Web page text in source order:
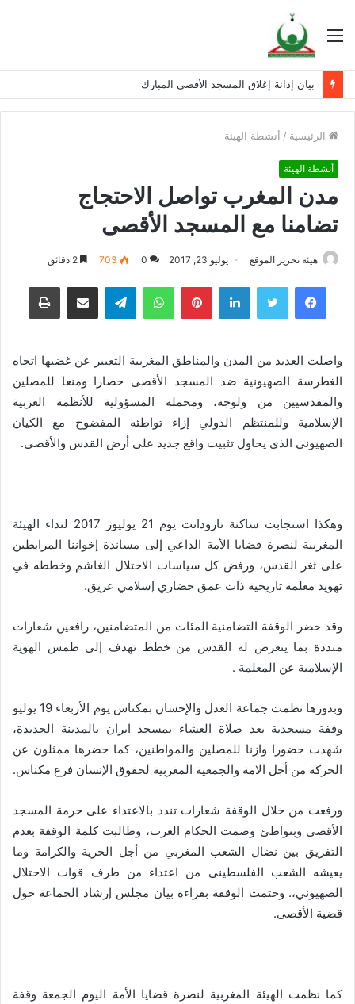
القائمة
بيان إدانة إغلاق المسجد الأقصى المبارك
الرئيسية / أنشطة الهيئة
أنشطة الهيئة
مدن المغرب تواصل الاحتجاج
تضامنا مع المسجد الأقصى
هيئة تحرير الموقع يوليو 23, 2017 0
703
فيسبوك تويتر لينكدإن بينتيريستواتساب تيلقرام مشاركة عبر البريد طباعة
واصلت العديد من المدن والمناطق المغربية التعبير عن غضبها اتجاه
الغطرسة الصهيونية ضد المسجد الأقصى حصارا ومنعا للمصلين
والمقدسيين من ولوجه، ومحملة المسؤولية للأنظمة العربية
الإسلامية وللمنتظم الدولي إزاء تواطئه المفضوح مع الكيان
الصهيوني الذي يحاول تثبيت واقع جديد على أرض القدس والأقصى.
وهكذا استجابت ساكنة تارودانت يوم 21 يوليوز 2017 لنداء الهيئة
المغربية لنصرة قضايا الأمة الداعي إلى مساندة إخواننا المرابطين
على ثغر القدس، ورفض كل سياسات الاحتلال الغاشم وخططه في
تهويد معلمة تاريخية ذات عمق حضاري إسلامي عريق.
وقد حضر الوقفة التضامنية المئات من المتضامنين، رافعين شعارات
منددة بما يتعرض له القدس من خطط تهدف إلى طمس الهوية
الإسلامية عن المعلمة .
وبدورها نظمت جماعة العدل والإحسان بمكناس يوم الأربعاء 19 يوليو
وقفة مسجدية بعد صلاة العشاء بمسجد ايران بالمدينة الجديدة،
شهدت حضورا وازنا للمصلين والمواطنين، كما حضرها ممثلون عن
الحركة من أجل الامة والجمعية المغربية لحقوق الإنسان فرع مكناس.
ورفعت من خلال الوقفة شعارات تندد بالاعتداء على حرمة المسجد
الأقصى وبتواطئ وصمت الحكام العرب، وطالبت كلمة الوقفة بعدم
التفريق بين نضال الشعب المغربي من أجل الحرية والكرامة وما
يعيشه الشعب الفلسطيني من اعتداء من طرف قوات الاحتلال
الصهيوني،. وختمت الوقفة بقراءة بيان مجلس إرشاد الجماعة حول
قضية الأقصى.
كما نظمت الهيئة المغربية لنصرة قضايا الأمة اليوم الجمعة وقفة